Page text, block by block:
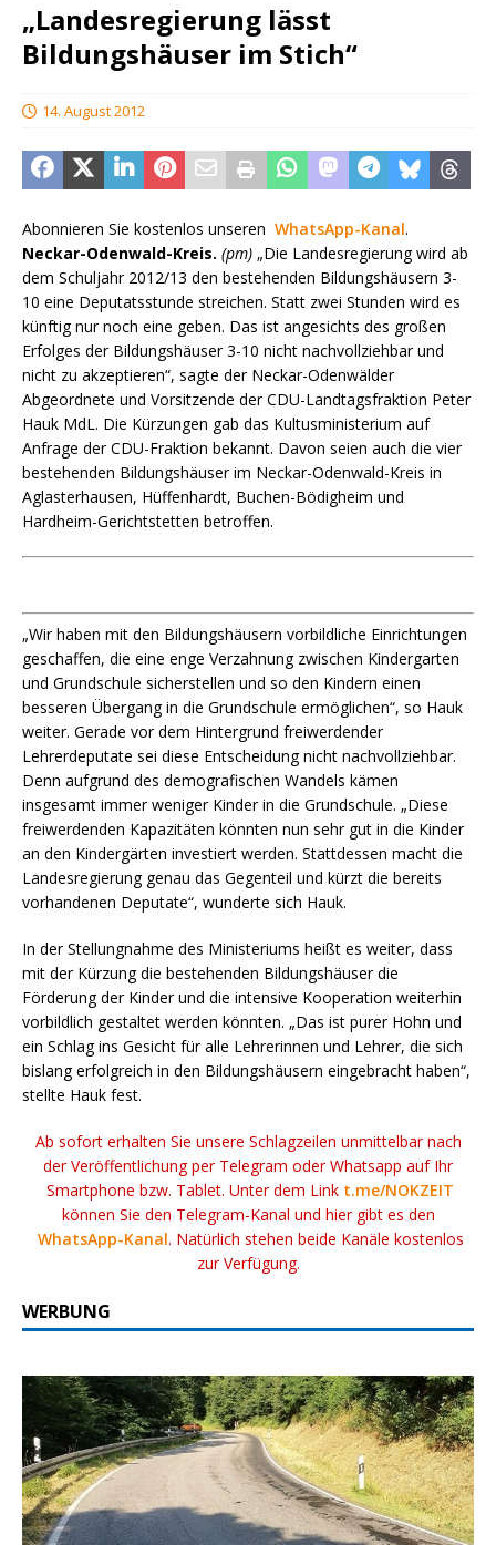
„Landesregierung lässt
Bildungshäuser im Stich“
14. August 2012
Abonnieren Sie kostenlos unseren WhatsApp-Kanal.
Neckar-Odenwald-Kreis. (pm) „Die Landesregierung wird ab
dem Schuljahr 2012/13 den bestehenden Bildungshäusern 3-
10 eine Deputatsstunde streichen. Statt zwei Stunden wird es
künftig nur noch eine geben. Das ist angesichts des großen
Erfolges der Bildungshäuser 3-10 nicht nachvollziehbar und
nicht zu akzeptieren“, sagte der Neckar-Odenwälder
Abgeordnete und Vorsitzende der CDU-Landtagsfraktion Peter
Hauk MdL. Die Kürzungen gab das Kultusministerium auf
Anfrage der CDU-Fraktion bekannt. Davon seien auch die vier
bestehenden Bildungshäuser im Neckar-Odenwald-Kreis in
Aglasterhausen, Hüffenhardt, Buchen-Bödigheim und
Hardheim-Gerichtstetten betroffen.
„Wir haben mit den Bildungshäusern vorbildliche Einrichtungen
geschaffen, die eine enge Verzahnung zwischen Kindergarten
und Grundschule sicherstellen und so den Kindern einen
besseren Übergang in die Grundschule ermöglichen“, so Hauk
weiter. Gerade vor dem Hintergrund freiwerdender
Lehrerdeputate sei diese Entscheidung nicht nachvollziehbar.
Denn aufgrund des demografischen Wandels kämen
insgesamt immer weniger Kinder in die Grundschule. „Diese
freiwerdenden Kapazitäten könnten nun sehr gut in die Kinder
an den Kindergärten investiert werden. Stattdessen macht die
Landesregierung genau das Gegenteil und kürzt die bereits
vorhandenen Deputate“, wunderte sich Hauk.
In der Stellungnahme des Ministeriums heißt es weiter, dass
mit der Kürzung die bestehenden Bildungshäuser die
Förderung der Kinder und die intensive Kooperation weiterhin
vorbildlich gestaltet werden könnten. „Das ist purer Hohn und
ein Schlag ins Gesicht für alle Lehrerinnen und Lehrer, die sich
bislang erfolgreich in den Bildungshäusern eingebracht haben“,
stellte Hauk fest.
Ab sofort erhalten Sie unsere Schlagzeilen unmittelbar nach
der Veröffentlichung per Telegram oder Whatsapp auf Ihr
Smartphone bzw. Tablet. Unter dem Link t.me/NOKZEIT
können Sie den Telegram-Kanal und hier gibt es den
WhatsApp-Kanal. Natürlich stehen beide Kanäle kostenlos
zur Verfügung.
WERBUNG